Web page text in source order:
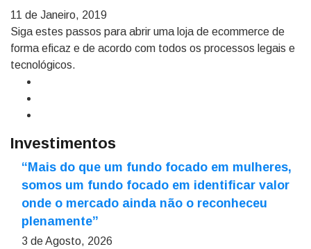
11 de Janeiro, 2019
Siga estes passos para abrir uma loja de ecommerce de
forma eficaz e de acordo com todos os processos legais e
tecnológicos.
Investimentos
“Mais do que um fundo focado em mulheres,
somos um fundo focado em identificar valor
onde o mercado ainda não o reconheceu
plenamente”
3 de Agosto, 2026